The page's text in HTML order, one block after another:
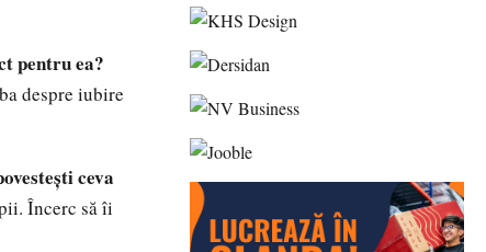
pentru ea?
despre iubire
ceva
Încerc să îi